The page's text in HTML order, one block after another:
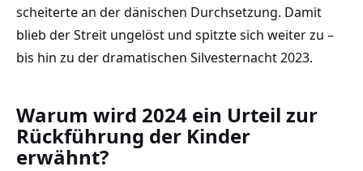
scheiterte an der dänischen Durchsetzung. Damit
blieb der Streit ungelöst und spitzte sich weiter zu –
bis hin zu der dramatischen Silvesternacht 2023.
Warum wird 2024 ein Urteil zur
Rückführung der Kinder
erwähnt?